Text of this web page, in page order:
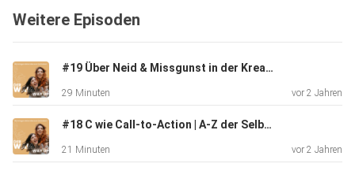
kontaktieren. Schreib ihm gerne eine Mail an
18164900 - er freut sich auf dich!
____
Weitere Episoden
#19 Über Neid & Missgunst in der Kreativbranche
29 Minuten vor 2 Jahren
#18 C wie Call-to-Action | A-Z der Selbstständigkeit
21 Minuten vor 2 Jahren